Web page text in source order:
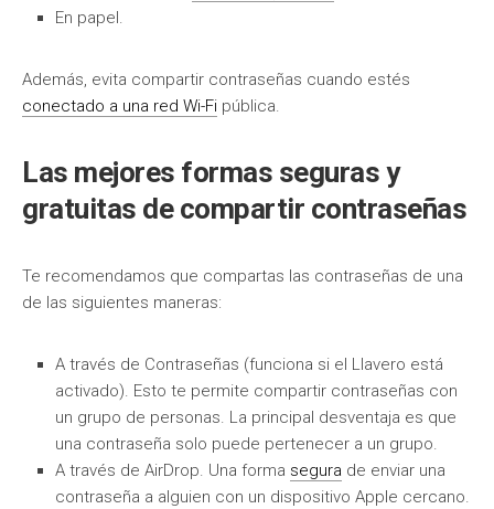
En papel.
Además, evita compartir contraseñas cuando estés
conectado a una red Wi-Fi pública.
Las mejores formas seguras y
gratuitas de compartir contraseñas
Te recomendamos que compartas las contraseñas de una
de las siguientes maneras:
A través de Contraseñas (funciona si el Llavero está
activado). Esto te permite compartir contraseñas con
un grupo de personas. La principal desventaja es que
una contraseña solo puede pertenecer a un grupo.
A través de AirDrop. Una forma segura de enviar una
contraseña a alguien con un dispositivo Apple cercano.